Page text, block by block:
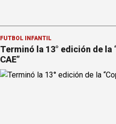
FÚTBOL INFANTIL
Terminó la 13° edición de la
CAE”